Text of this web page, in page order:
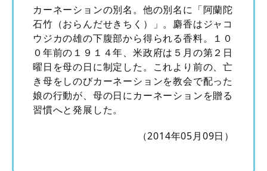
カーネーションの別名。他の別名に「阿蘭陀
石竹（おらんだせきちく）」。麝香はジャコ
ウジカの雄の下腹部から得られる香料。１０
０年前の１９１４年、米政府は５月の第２日
曜日を母の日に制定した。これより前の、亡
き母をしのびカーネーションを教会で配った
娘の行動が、母の日にカーネーションを贈る
習慣へと発展した。
（2014年05月09日）